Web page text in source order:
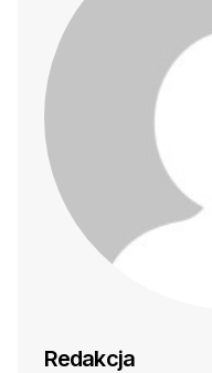
Redakcja